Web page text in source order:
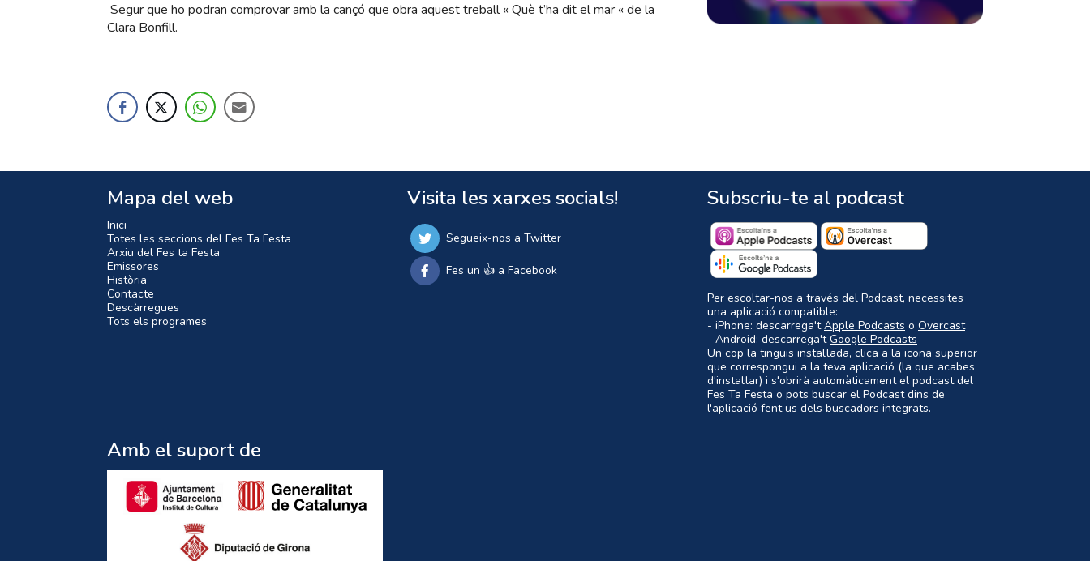
Segur que ho podran comprovar amb la cançó que obra aquest treball « Què t’ha dit el mar « de la
Clara Bonfill.
Mapa del web
Inici
Totes les seccions del Fes Ta Festa
Arxiu del Fes ta Festa
Emissores
Història
Contacte
Descàrregues
Tots els programes
Visita les xarxes socials!
Segueix-nos a Twitter
Fes un 👍 a Facebook
Subscriu-te al podcast
Per escoltar-nos a través del Podcast, necessites
una aplicació compatible:
- iPhone: descarrega'tApple Podcasts o Overcast
- Android: descarrega'tGoogle Podcasts
Un cop la tinguis instal·lada, clica a la icona superior
que correspongui a la teva aplicació (la que acabes
d'instal·lar) i s'obrirà automàticament el podcast del
Fes Ta Festa o pots buscar el Podcast dins de
l'aplicació fent us dels buscadors integrats.
Amb el suport de